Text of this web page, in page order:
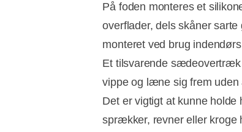
På foden monteres et
overflader, dels skåner
monteret ved brug
Et tilsvarende sædeovertræk
vippe og læne sig frem
Det er vigtigt at kunne holde
sprækker, revner eller kroge